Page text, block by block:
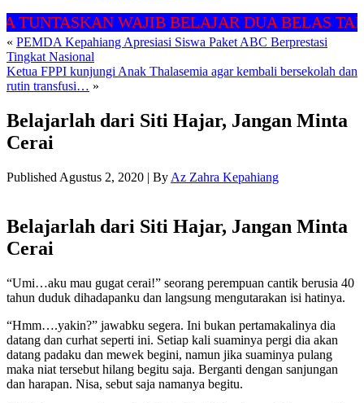
WAJIB BELAJAR DUA BELAS TAHUN"
« PEMDA Kepahiang Apresiasi Siswa Paket ABC Berprestasi
Tingkat Nasional
Ketua FPPI kunjungi Anak Thalasemia agar kembali bersekolah dan
rutin transfusi… »
Belajarlah dari Siti Hajar, Jangan Minta
Cerai
Published Agustus 2, 2020 | By Az Zahra Kepahiang
Belajarlah dari Siti Hajar, Jangan Minta
Cerai
“Umi…aku mau gugat cerai!” seorang perempuan cantik berusia 40
tahun duduk dihadapanku dan langsung mengutarakan isi hatinya.
“Hmm….yakin?” jawabku segera. Ini bukan pertamakalinya dia
datang dan curhat seperti ini. Setiap kali suaminya pergi dia akan
datang padaku dan mewek begini, namun jika suaminya pulang
maka niat tersebut hilang begitu saja. Berganti dengan sanjungan
dan harapan. Nisa, sebut saja namanya begitu.